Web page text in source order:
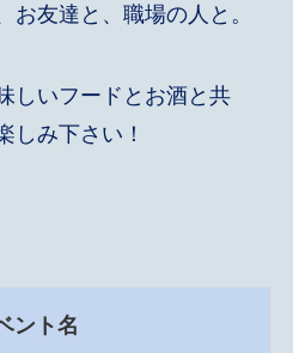
お友達と、職場の人と。
しいフードとお酒と共
しみ下さい！
ント名